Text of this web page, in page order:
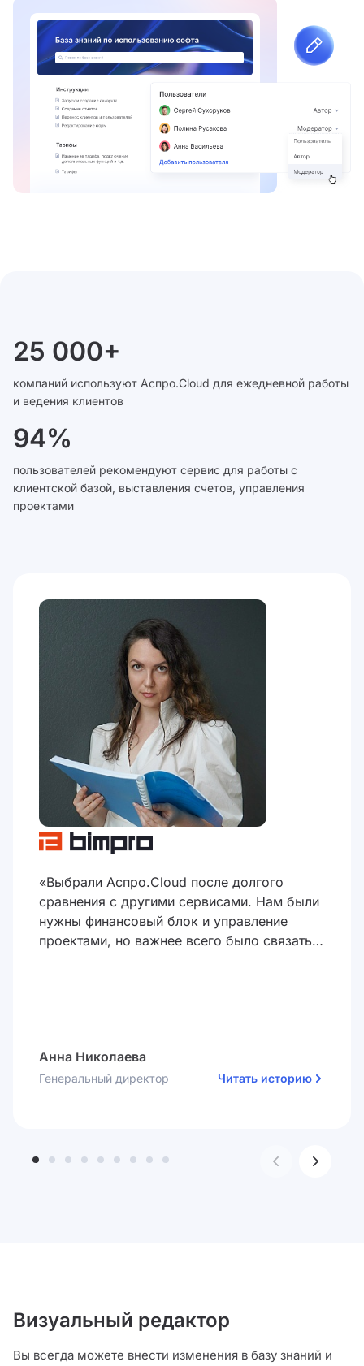
25 000+
компаний используют Аспро.Cloud для ежедневной работы
и ведения клиентов
94%
пользователей рекомендуют сервис для работы с
клиентской базой, выставления счетов, управления
проектами
«Выбрали Аспро.Cloud после долгого
сравнения с другими сервисами. Нам были
нужны финансовый блок и управление
проектами, но важнее всего было связать
Анна Николаева
Генеральный директор Читать историю
Визуальный редактор
Вы всегда можете внести изменения в базу знаний и